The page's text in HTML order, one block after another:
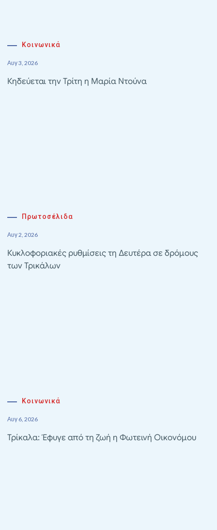
Κοινωνικά
Αυγ 3, 2026
Κηδεύεται την Τρίτη η Μαρία Ντούνα
Πρωτοσέλιδα
Αυγ 2, 2026
Κυκλοφοριακές ρυθμίσεις τη Δευτέρα σε δρόμους
των Τρικάλων
Κοινωνικά
Αυγ 6, 2026
Τρίκαλα: Έφυγε από τη ζωή η Φωτεινή Οικονόμου